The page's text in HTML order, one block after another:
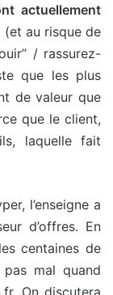
actuellement
(et au risque de
/ rassurez-
que les plus
de valeur que
que le client,
laquelle fait
l’enseigne a
d’offres. En
centaines de
mal quand
On discutera